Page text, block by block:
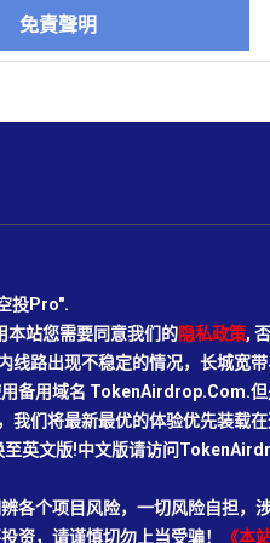
聲明
投Pro".
站您需要同意我们的隐私政策,
线路出现不稳定的情况，长城宽
备用域名 TokenAirdrop.Com.
们将最新最优的体验优先装载在
英文版!中文版请访问
各个项目风险，一切风险自担，
资，请谨慎切勿上当受骗！
《本